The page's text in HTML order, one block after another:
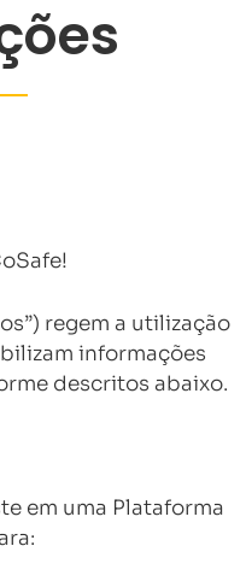
regem a utilização
informações
descritos abaixo.
em uma Plataforma